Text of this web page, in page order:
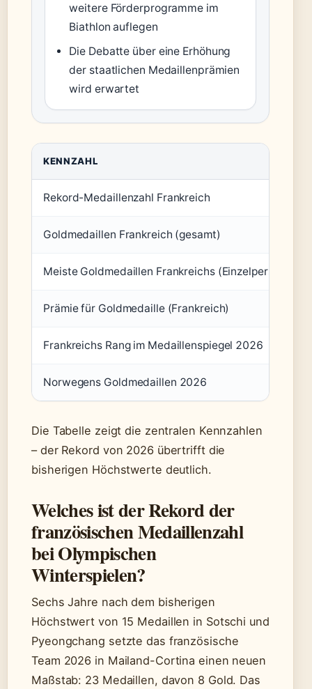
weitere Förderprogramme im
Biathlon auflegen
Die Debatte über eine Erhöhung
der staatlichen Medaillenprämien
wird erwartet
KENNZAHL
Rekord-Medaillenzahl Frankreich
Goldmedaillen Frankreich (gesamt)
Meiste Goldmedaillen Frankreichs (Einzelperson)
Prämie für Goldmedaille (Frankreich)
Frankreichs Rang im Medaillenspiegel 2026
Norwegens Goldmedaillen 2026
Die Tabelle zeigt die zentralen Kennzahlen
– der Rekord von 2026 übertrifft die
bisherigen Höchstwerte deutlich.
Welches ist der Rekord der
französischen Medaillenzahl
bei Olympischen
Winterspielen?
Sechs Jahre nach dem bisherigen
Höchstwert von 15 Medaillen in Sotschi und
Pyeongchang setzte das französische
Team 2026 in Mailand-Cortina einen neuen
Maßstab: 23 Medaillen, davon 8 Gold. Das